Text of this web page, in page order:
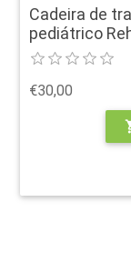
Cadeira de
pediátrico
€30,00